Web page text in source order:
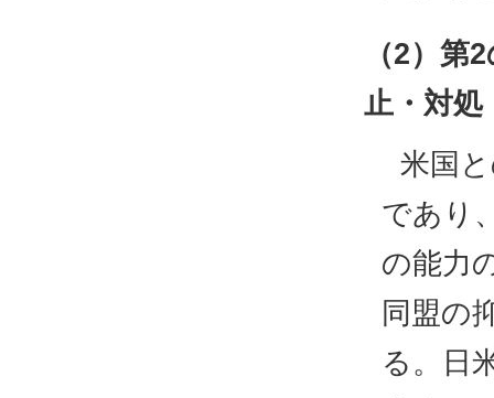
（2）第
止・対処
米国
であり
の能力
同盟の
る。日